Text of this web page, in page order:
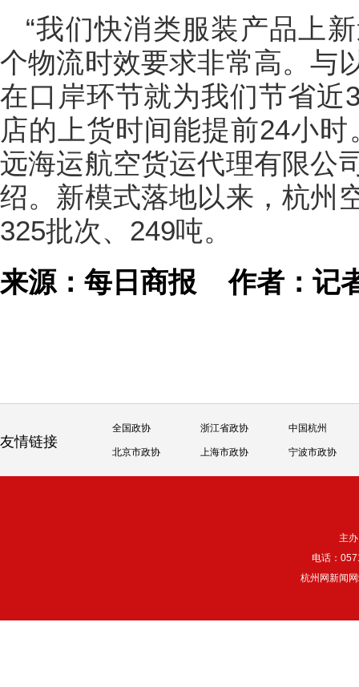
“我们快消类服装产品上
个物流时效要求非常高。与
在口岸环节就为我们节省近
店的上货时间能提前24小
远海运航空货运代理有限公
绍。新模式落地以来，杭州
325批次、249吨。
来源：每日商报作者：记
友情链接
全国政协 浙江省政协 中国杭州
北京市政协 上海市政协 宁波市政协
主
电话：
杭州网新闻